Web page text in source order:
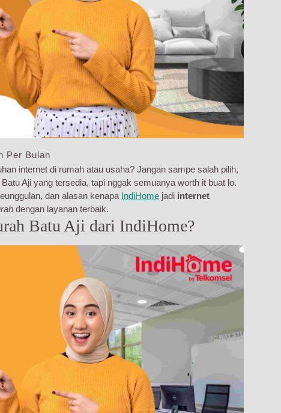
Per Bulan
internet di rumah atau usaha? Jangan sampe salah pilih,
Aji yang tersedia, tapi nggak semuanya worth it buat lo.
dan alasan kenapa IndiHome jadi internet
dengan layanan terbaik.
Batu Aji dari IndiHome?